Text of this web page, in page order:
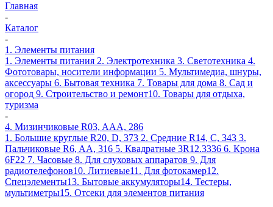
Главная
-
Каталог
-
1. Элементы питания
1. Элементы питания 2. Электротехника 3. Светотехника 4.
Фототовары, носители информации 5. Мультимедиа, шнуры,
аксессуары 6. Бытовая техника 7. Товары для дома 8. Сад и
огород 9. Строительство и ремонт10. Товары для отдыха,
туризма
-
4. Мизинчиковые R03, AAA, 286
1. Большие круглые R20, D, 373 2. Средние R14, C, 343 3.
Пальчиковые R6, AA, 316 5. Квадратные 3R12.3336 6. Крона
6F22 7. Часовые 8. Для слуховых аппаратов 9. Для
радиотелефонов10. Литиевые11. Для фотокамер12.
Спецэлементы13. Бытовые аккумуляторы14. Тестеры,
мультиметры15. Отсеки для элементов питания